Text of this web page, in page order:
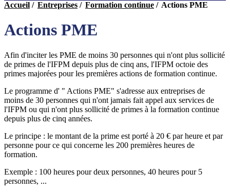
Accueil / Entreprises / Formation continue / Actions PME
Actions PME
Afin d'inciter les PME de moins 30 personnes qui n'ont plus sollicité
de primes de l'IFPM depuis plus de cinq ans, l'IFPM octoie des
primes majorées pour les premières actions de formation continue.
Le programme d' " Actions PME" s'adresse aux entreprises de
moins de 30 personnes qui n'ont jamais fait appel aux services de
l'IFPM ou qui n'ont plus sollicité de primes à la formation continue
depuis plus de cinq années.
Le principe : le montant de la prime est porté à 20 € par heure et par
personne pour ce qui concerne les 200 premières heures de
formation.
Exemple : 100 heures pour deux personnes, 40 heures pour 5
personnes, ...